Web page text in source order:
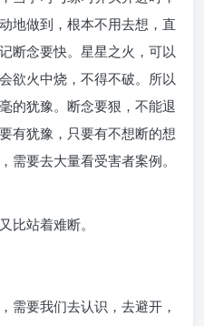
地做到，根本不用去想，直
断念要快。星星之火，可以
欲火中烧，不得不破。所以
的犹豫。断念要狠，不能退
有犹豫，只要有不想断的想
需要去大量看受害者案例。
比站着难断。
需要我们去认识，去避开，